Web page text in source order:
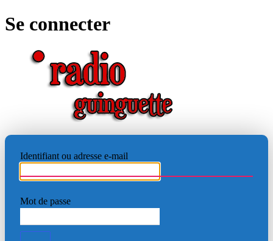
Se connecter
Identifiant ou adresse e-mail
Mot de passe